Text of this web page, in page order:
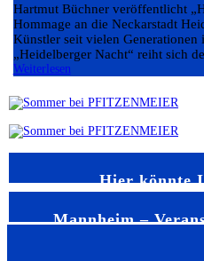
Hartmut Büchner veröffentlicht
Hommage an die Neckarstadt
Künstler seit vielen
„Heidelberger Nacht“ reiht sich
Weiterlesen
Hier könnte
Mannheim –